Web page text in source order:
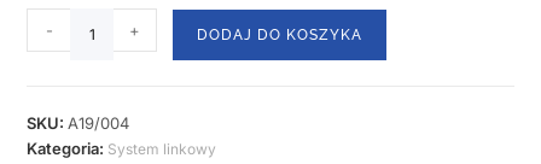
- + DODAJ DO KOSZYKA
SKU: A19/004
Kategoria: System linkowy